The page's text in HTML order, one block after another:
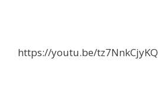
https://youtu.be/tz7NnkCjyKQ